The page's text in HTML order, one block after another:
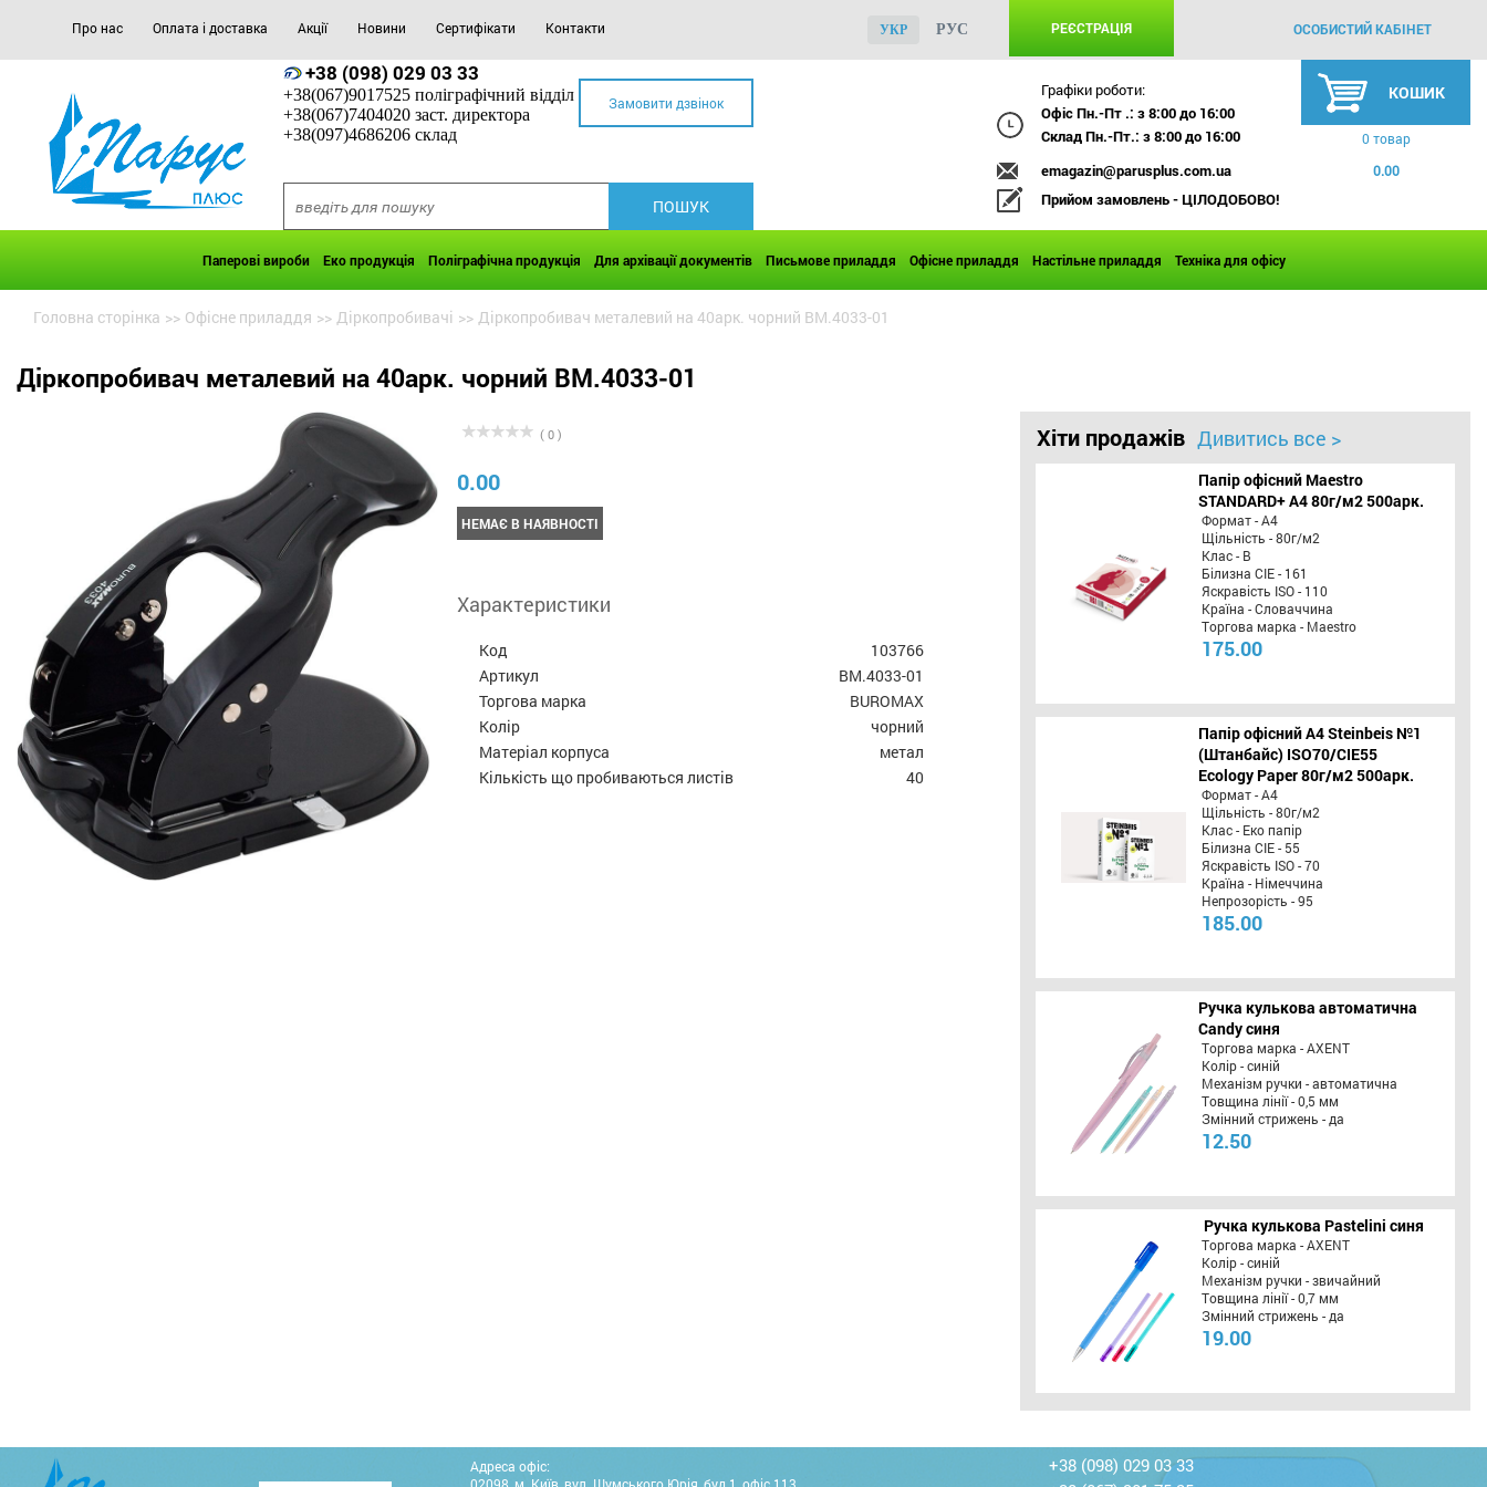
Про нас Оплата і доставка Акції Новини Сертифікати Контакти РЕЄСТРАЦІЯ ОСОБИСТИЙ КАБІНЕТ
УКР РУС
+38 (098) 029 03 33
+38(067)9017525 поліграфічний відділ
+38(067)7404020 заст. директора
+38(097)4686206 склад
Замовити дзвінок
Графіки роботи:
Офіс Пн.-Пт .: з 8:00 до 16:00
Склад Пн.-Пт.: з 8:00 до 16:00
emagazin@parusplus.com.ua
Прийом замовлень - ЦІЛОДОБОВО!
КОШИК
0 товар
0.00
Паперові вироби Еко продукція Поліграфічна продукція Для архівації документів Письмове приладдя Офісне приладдя Настільне приладдя Техніка для офісу
Головна сторінка >> Офісне приладдя >> Діркопробивачі >> Діркопробивач металевий на 40арк. чорний BM.4033-01
Діркопробивач металевий на 40арк. чорний BM.4033-01
( 0 )
0.00
НЕМАЄ В НАЯВНОСТІ
Характеристики
Код
103766
Артикул
BM.4033-01
Торгова марка
BUROMAX
Колір
чорний
Матеріал корпуса
метал
Кількість що пробиваються листів
40
Хіти продажів Дивитись все >
Папір офісний Maestro
STANDARD+ А4 80г/м2 500арк.
Формат - А4
Щільність - 80г/м2
Клас - B
Білизна CIE - 161
Яскравість ISO - 110
Країна - Словаччина
Торгова марка - Maestro
175.00
Папір офісний A4 Steinbeis №1
(Штанбайс) ISO70/СІЕ55
Ecology Paper 80г/м2 500арк.
Формат - А4
Щільність - 80г/м2
Клас - Еко папір
Білизна CIE - 55
Яскравість ISO - 70
Країна - Німеччина
Непрозорість - 95
185.00
Ручка кулькова автоматична
Candy синя
Торгова марка - AXENT
Колір - синій
Механізм ручки - автоматична
Товщина лінії - 0,5 мм
Змінний стрижень - да
12.50
Ручка кулькова Pastelini синя
Торгова марка - AXENT
Колір - синій
Механізм ручки - звичайний
Товщина лінії - 0,7 мм
Змінний стрижень - да
19.00
Адреса офіс:
+38 (098) 029 03 33